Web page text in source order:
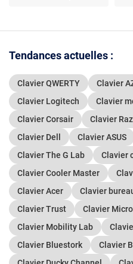
Tendances actuelles :
Clavier QWERTY Clavier
Clavier Logitech
Clavier
Clavier Corsair
Clavier
Clavier Dell
Clavier ASUS
Clavier The G Lab
Clavier
Clavier Cooler Master
Clavier Acer
Clavier
Clavier Trust
Clavier
Clavier Mobility Lab
Clavier Bluestork
Clavier